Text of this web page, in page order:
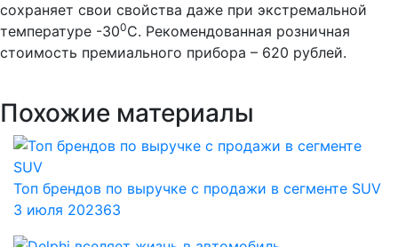
сохраняет свои свойства даже при экстремальной
температуре -300C. Рекомендованная розничная
стоимость премиального прибора – 620 рублей.
Похожие материалы
Топ брендов по выручке с продажи в сегменте SUV
3 июля 202363